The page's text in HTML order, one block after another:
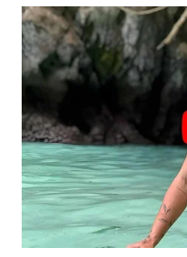
WN
BINTAN
WN
MANDALIKA
WN
LIKUPANG
WN
LABUANBAJO